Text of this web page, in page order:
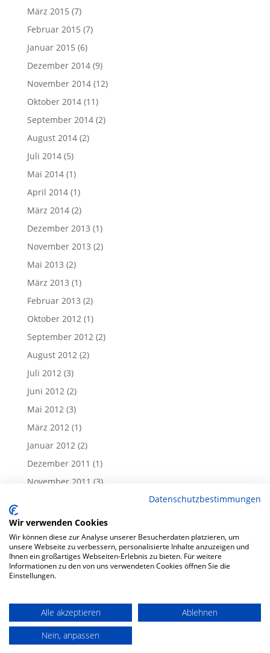
März 2015 (7)
Februar 2015 (7)
Januar 2015 (6)
Dezember 2014(9)
November 2014(12)
Oktober 2014(11)
September 2014(2)
August 2014(2)
Juli 2014(5)
Mai 2014(1)
April 2014(1)
März 2014(2)
Dezember 2013 (1)
November 2013 (2)
Mai 2013 (2)
März 2013 (1)
Februar 2013 (2)
Oktober 2012(1)
September 2012(2)
August 2012(2)
Juli 2012(3)
Juni 2012(2)
Mai 2012(3)
März 2012(1)
Januar 2012(2)
Dezember 2011 (1)
November 2011 (3)
September 2011(1)
August 2011(1)
Juli 2011(1)
Juni 2011(4)
Impressum Datenschutzerklärung
Datenschutzbestimmungen
Wir verwenden Cookies
Wir können diese zur Analyse unserer Besucherdaten platzieren, um
unsere Webseite zu verbessern, personalisierte Inhalte anzuzeigen und
Ihnen ein großartiges Webseiten-Erlebnis zu bieten. Für weitere
Informationen zu den von uns verwendeten Cookies öffnen Sie die
Einstellungen.
Alle akzeptieren
Ablehnen
Nein, anpassen